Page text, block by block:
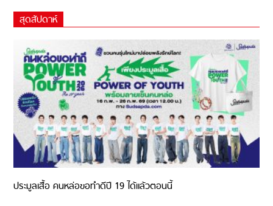
สุดสัปดาห์
ประมูลเสื้อ คนหล่อขอทำดีปี 19 ได้แล้วตอนนี้